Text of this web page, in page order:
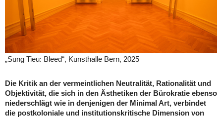
„Sung Tieu: Bleed“, Kunsthalle Bern, 2025
Die Kritik an der vermeintlichen Neutralität, Rationalität und
Objektivität, die sich in den Ästhetiken der Bürokratie ebenso
niederschlägt wie in denjenigen der Minimal Art, verbindet
die postkoloniale und institutionskritische Dimension von